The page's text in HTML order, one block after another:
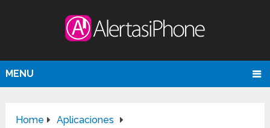
MENU
Home
Aplicaciones